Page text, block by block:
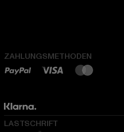
ZAHLUNGSMETHODEN
LASTSCHRIFT